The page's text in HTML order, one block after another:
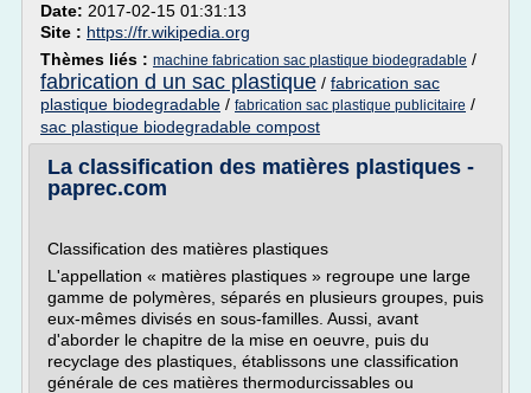
Date: 2017-02-15 01:31:13
Site : https://fr.wikipedia.org
Thèmes liés : machine fabrication sac plastique biodegradable /
fabrication d un sac plastique / fabrication sac
plastique biodegradable / fabrication sac plastique publicitaire /
sac plastique biodegradable compost
La classification des matières plastiques -
paprec.com
Classification des matières plastiques
L'appellation « matières plastiques » regroupe une large
gamme de polymères, séparés en plusieurs groupes, puis
eux-mêmes divisés en sous-familles. Aussi, avant
d'aborder le chapitre de la mise en oeuvre, puis du
recyclage des plastiques, établissons une classification
générale de ces matières thermodurcissables ou